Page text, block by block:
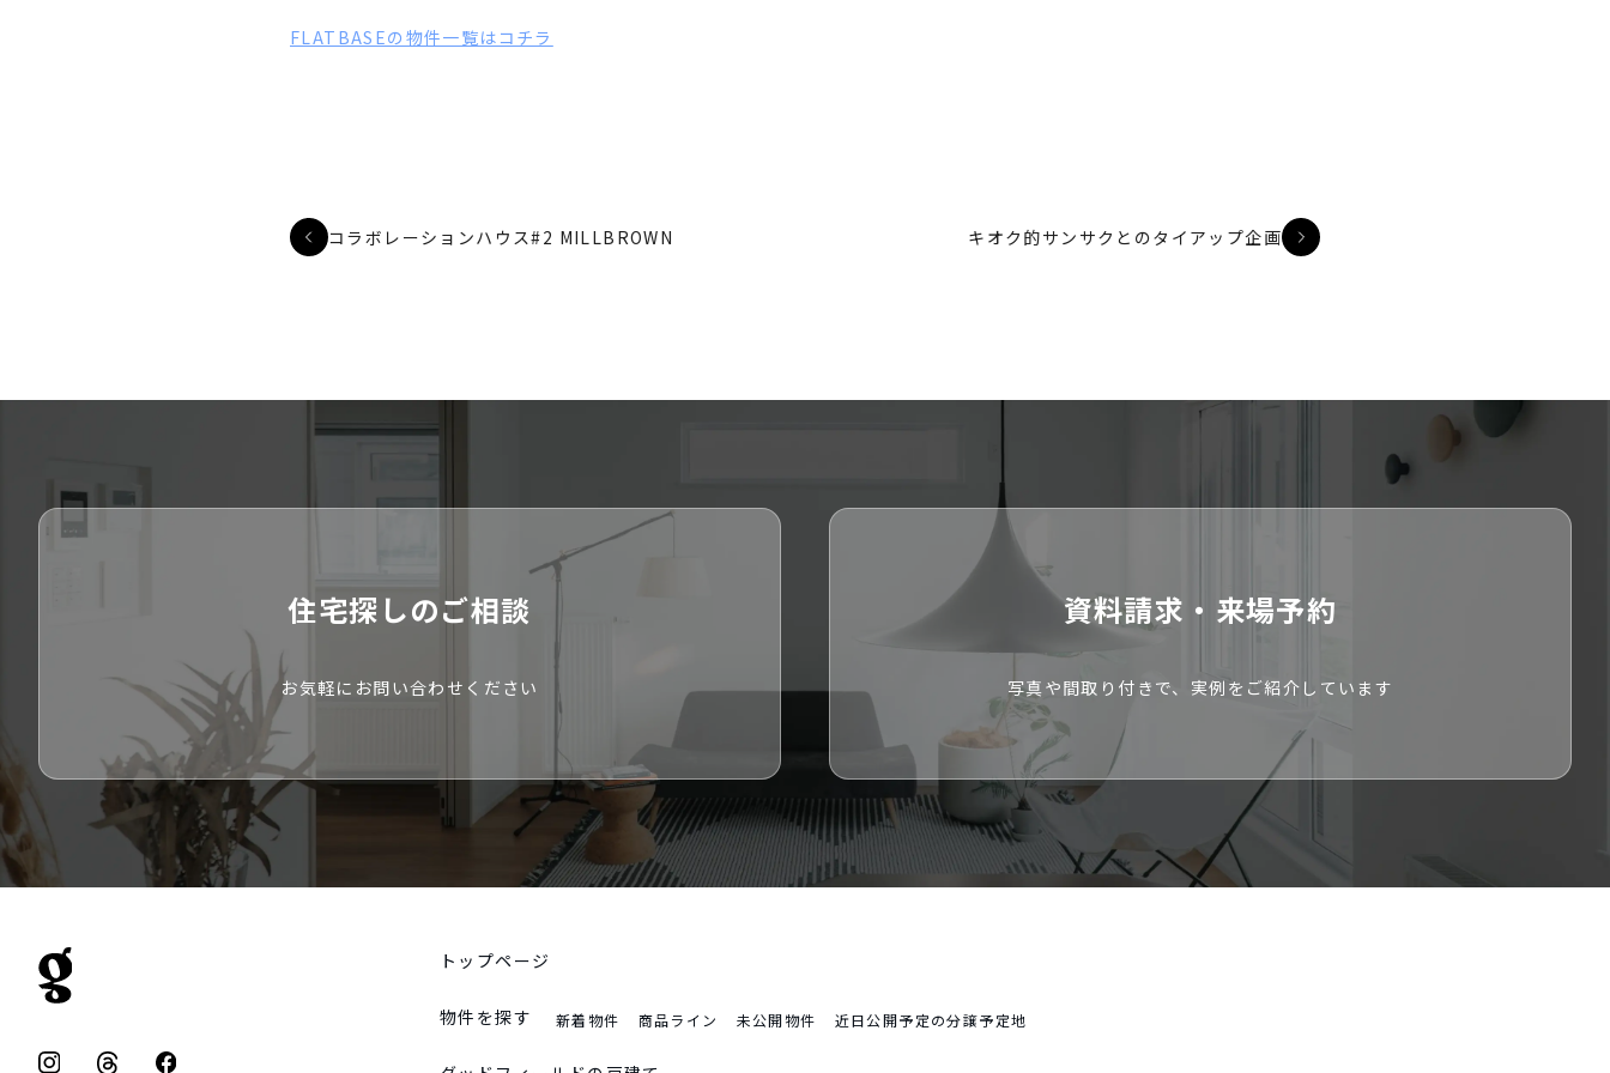
FLATBASEの物件一覧はコチラ
コラボレーションハウス#2 MILLBROWN キオク的サンサクとのタイアップ企画
住宅探しのご相談
お気軽にお問い合わせください
資料請求・来場予約
写真や間取り付きで、 実例をご紹介しています
トップページ
物件を探す 新着物件 商品ライン 未公開物件 近日公開予定の分譲予定地